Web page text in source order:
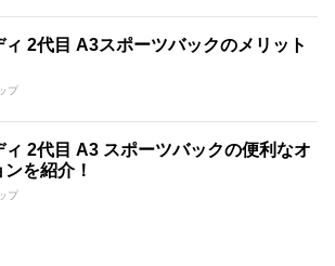
ィ 2代目 A3スポーツバックのメリット
プ
ィ 2代目 A3 スポーツバックの便利なオ
を紹介！
プ